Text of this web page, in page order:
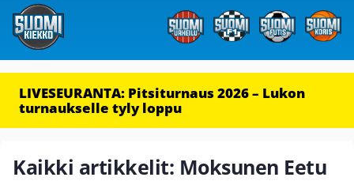
LIVESEURANTA: Pitsiturnaus 2026 – Lukon
turnaukselle tyly loppu
Kaikki artikkelit: Moksunen Eetu